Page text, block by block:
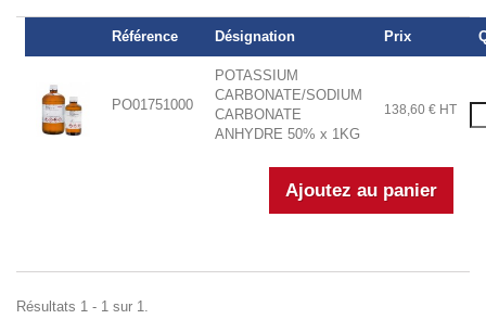
Référence Désignation Prix
PO01751000
POTASSIUM
CARBONATE/SODIUM
CARBONATE
ANHYDRE 50% x 1KG
138,60 € HT
Résultats 1 - 1 sur 1.